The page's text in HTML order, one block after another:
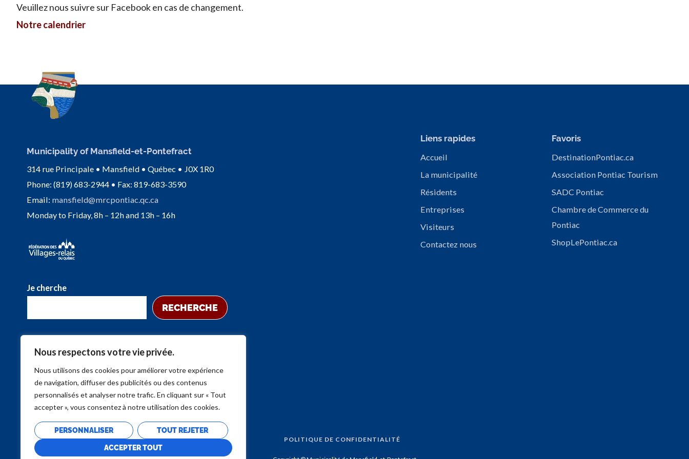
Nous respectons votre vie privée.
Nous utilisons des cookies pour améliorer votre expérience
de navigation, diffuser des publicités ou des contenus
personnalisés et analyser notre trafic. En cliquant sur « Tout
accepter », vous consentez à notre utilisation des cookies.
PERSONNALISER TOUT REJETER
ACCEPTER TOUT
Veuillez nous suivre sur Facebook en cas de changement.
Notre calendrier
Municipality of Mansfield-et-Pontefract
314 rue Principale • Mansfield • Québec • J0X 1R0
Phone: (819) 683-2944 • Fax: 819-683-3590
Email: mansfield@mrcpontiac.qc.ca
Monday to Friday, 8h – 12h and 13h – 16h
Je cherche
RECHERCHE
Liens rapides
Accueil
La municipalité
Résidents
Entreprises
Visiteurs
Contactez nous
Favoris
DestinationPontiac.ca
Association Pontiac Tourism
SADC Pontiac
Chambre de Commerce du
Pontiac
ShopLePontiac.ca
POLITIQUE DE CONFIDENTIALITÉ